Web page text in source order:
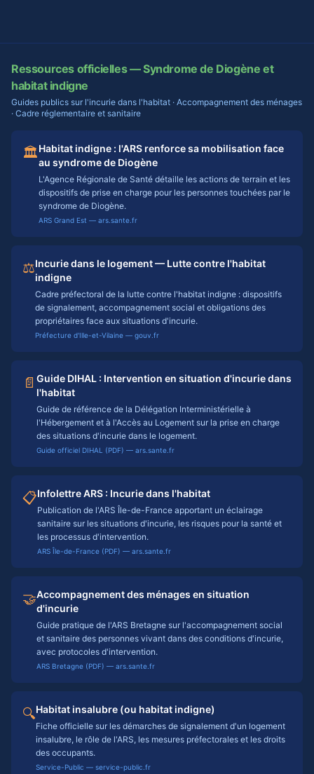
Ressources officielles — Syndrome de Diogène et
habitat indigne
Guides publics sur l'incurie dans l'habitat · Accompagnement des ménages
· Cadre réglementaire et sanitaire
🏛️Habitat indigne : l'ARS renforce sa mobilisation face
au syndrome de Diogène
L'Agence Régionale de Santé détaille les actions de terrain et les
dispositifs de prise en charge pour les personnes touchées par le
syndrome de Diogène.
ARS Grand Est — ars.sante.fr
⚖️Incurie dans le logement — Lutte contre l'habitat
indigne
Cadre préfectoral de la lutte contre l'habitat indigne : dispositifs
de signalement, accompagnement social et obligations des
propriétaires face aux situations d'incurie.
Préfecture d'Ille-et-Vilaine — gouv.fr
📄 Guide DIHAL : Intervention en situation d'incurie dans
l'habitat
Guide de référence de la Délégation Interministérielle à
l'Hébergement et à l'Accès au Logement sur la prise en charge
des situations d'incurie dans le logement.
Guide officiel DIHAL (PDF) — ars.sante.fr
📋Infolettre ARS : Incurie dans l'habitat
Publication de l'ARS Île-de-France apportant un éclairage
sanitaire sur les situations d'incurie, les risques pour la santé et
les processus d'intervention.
ARS Île-de-France (PDF) — ars.sante.fr
🤝Accompagnement des ménages en situation
d'incurie
Guide pratique de l'ARS Bretagne sur l'accompagnement social
et sanitaire des personnes vivant dans des conditions d'incurie,
avec protocoles d'intervention.
ARS Bretagne (PDF) — ars.sante.fr
🔍Habitat insalubre (ou habitat indigne)
Fiche officielle sur les démarches de signalement d'un logement
insalubre, le rôle de l'ARS, les mesures préfectorales et les droits
des occupants.
Service-Public — service-public.fr